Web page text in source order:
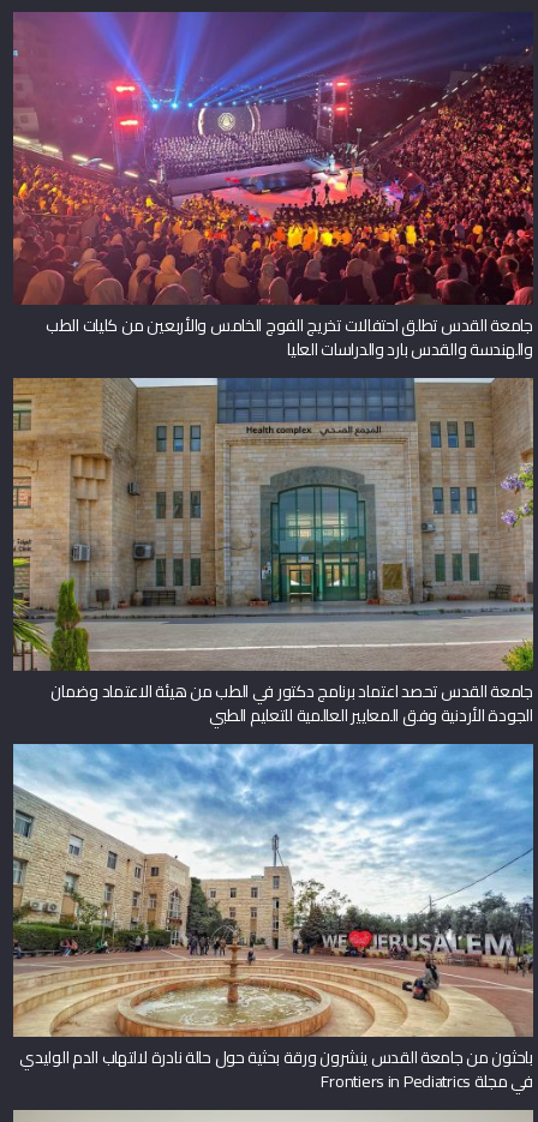
جامعة القدس تطلق احتفالات تخريج الفوج الخامس والأربعين من كليات الطب
والهندسة والقدس بارد والدراسات العليا
جامعة القدس تحصد اعتماد برنامج دكتور في الطب من هيئة الاعتماد وضمان
الجودة الأردنية وفق المعايير العالمية للتعليم الطبي
باحثون من جامعة القدس ينشرون ورقة بحثية حول حالة نادرة لالتهاب الدم الوليدي
في مجلة Frontiers in Pediatrics